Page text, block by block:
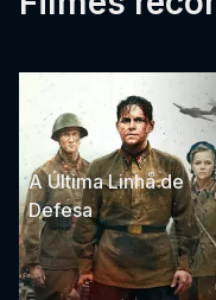
A Última Linha de
Defesa